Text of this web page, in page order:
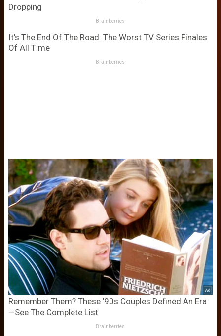
Dropping
Brainberries
It's The End Of The Road: The Worst TV Series Finales
Of All Time
Brainberries
Remember Them? These '90s Couples Defined An Era
—See The Complete List
Brainberries